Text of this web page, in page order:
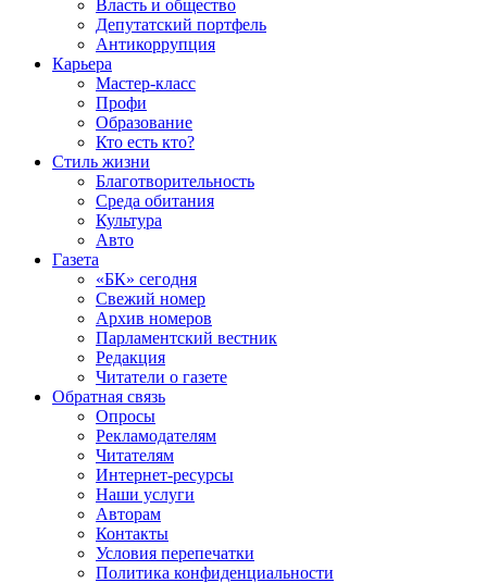
Власть и общество
Депутатский портфель
Антикоррупция
Карьера
Мастер-класс
Профи
Образование
Кто есть кто?
Стиль жизни
Благотворительность
Среда обитания
Культура
Авто
Газета
«БК» сегодня
Свежий номер
Архив номеров
Парламентский вестник
Редакция
Читатели о газете
Обратная связь
Опросы
Рекламодателям
Читателям
Интернет-ресурсы
Наши услуги
Авторам
Контакты
Условия перепечатки
Политика конфиденциальности